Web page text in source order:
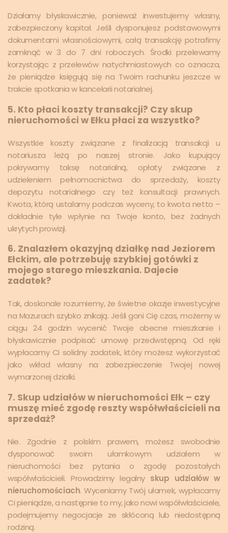
Działamy błyskawicznie, ponieważ inwestujemy własny,
zabezpieczony kapitał. Jeśli dysponujesz podstawowymi
dokumentami własnościowymi, całą transakcję potrafimy
zamknąć w 3 do 7 dni roboczych. Środki przelewamy
korzystając z przelewów natychmiastowych co oznacza,
że pieniądze księgują się na Twoim rachunku jeszcze w
trakcie spotkania w kancelarii notarialnej.
5. Kto płaci koszty transakcji? Czy skup
nieruchomości w Ełku płaci za wszystko?
Wszystkie koszty związane z finalizacją transakcji u
notariusza leżą po naszej stronie. Jako kupujący
pokrywamy taksę notarialną, opłaty związane z
udzieleniem pełnomocnictwa do sprzedaży, koszty
depozytu notarialnego czy też konsultacji prawnych.
Kwota, którą ustalamy podczas wyceny, to kwota netto –
dokładnie tyle wpłynie na Twoje konto, bez żadnych
ukrytych prowizji.
6. Znalazłem okazyjną działkę nad Jeziorem
Ełckim, ale potrzebuję szybkiej gotówki z
mojego starego mieszkania. Dajecie
zadatek?
Tak, doskonale rozumiemy, że świetne okazje inwestycyjne
na Mazurach szybko znikają. Jeśli goni Cię czas, możemy w
ciągu 24 godzin wycenić Twoje obecne mieszkanie i
błyskawicznie podpisać umowę przedwstępną. Od ręki
wypłacamy Ci solidny zadatek, który możesz wykorzystać
jako wkład własny na zabezpieczenie Twojej nowej
wymarzonej działki.
7. Skup udziałów w nieruchomości Ełk – czy
muszę mieć zgodę reszty współwłaścicieli na
sprzedaż?
Nie. Zgodnie z polskim prawem, możesz swobodnie
dysponować swoim ułamkowym udziałem w
nieruchomości bez pytania o zgodę pozostałych
współwłaścicieli. Prowadzimy legalny skup udziałów w
nieruchomościach. Wyceniamy Twój ułamek, wypłacamy
Ci pieniądze, a następnie to my, jako nowi współwłaściciele,
podejmujemy negocjacje ze skłóconą lub niedostępną
rodziną.